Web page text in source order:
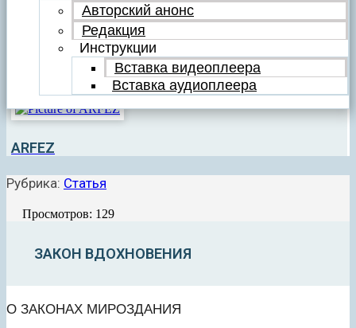
Авторский анонс
Редакция
Инструкции
Вставка видеоплеера
Вставка аудиоплеера
ARFEZ
Рубрика: Статья
Просмотров: 129
ЗАКОН ВДОХНОВЕНИЯ
О ЗАКОНАХ МИРОЗДАНИЯ